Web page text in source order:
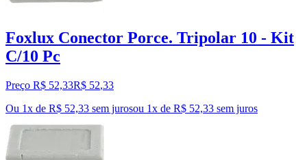
Foxlux Conector Porce. Tripolar 10 - Kit
C/10 Pc
Preço R$ 52,33R$ 52,33
Ou 1x de R$ 52,33 sem jurosou 1x de R$ 52,33 sem juros